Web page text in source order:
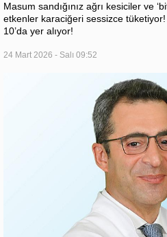
Masum sandığınız ağrı kesiciler ve
etkenler karaciğeri sessizce
10’da yer alıyor!
24 Mart 2026 - Salı 09:52